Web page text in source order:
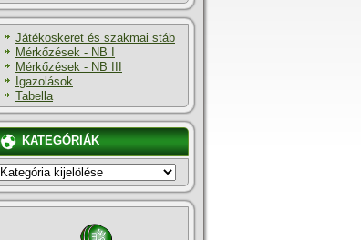
Játékoskeret és szakmai stáb
Mérkőzések - NB I
Mérkőzések - NB III
Igazolások
Tabella
KATEGÓRIÁK
KATEGÓRIÁK